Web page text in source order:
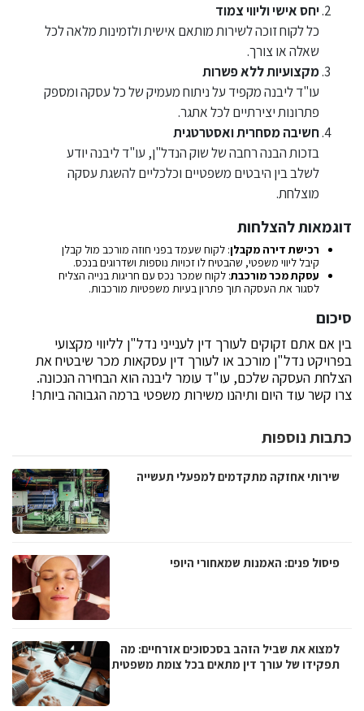
יחס אישי וליווי צמוד
כל לקוח זוכה לשירות מותאם אישית ולזמינות מלאה לכל
שאלה או צורך.
מקצועיות ללא פשרות
עו"ד ליבנה מקפיד על ניתוח מעמיק של כל עסקה ומספק
פתרונות יצירתיים לכל אתגר.
חשיבה מסחרית ואסטרטגית
בזכות הבנה רחבה של שוק הנדל"ן, עו"ד ליבנה יודע
לשלב בין היבטים משפטיים וכלכליים להשגת עסקה
מוצלחת.
דוגמאות להצלחות
רכישת דירה מקבלן: לקוח שעמד בפני חוזה מורכב מול קבלן
קיבל ליווי משפטי, שהבטיח לו זכויות נוספות ושדרוגים בנכס.
עסקת מכר מורכבת: לקוח שמכר נכס עם חריגות בנייה הצליח
לסגור את העסקה תוך פתרון בעיות משפטיות מורכבות.
סיכום
בין אם אתם זקוקים לעורך דין לענייני נדל"ן לליווי מקצועי
בפרויקט נדל"ן מורכב או לעורך דין עסקאות מכר שיבטיח את
הצלחת העסקה שלכם, עו"ד עומר ליבנה הוא הבחירה הנכונה.
צרו קשר עוד היום ותיהנו משירות משפטי ברמה הגבוהה ביותר!
כתבות נוספות
שירותי אחזקה מתקדמים למפעלי תעשייה
פיסול פנים: האמנות שמאחורי היופי
למצוא את שביל הזהב בסכסוכים אזרחיים: מה
תפקידו של עורך דין מתאים בכל צומת משפטית